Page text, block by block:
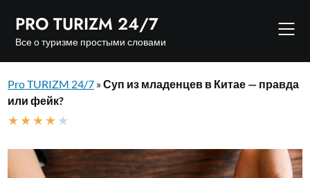
content
PRO TURIZM 24/7
Все о туризме простыми словами
Pro TURIZM 24/7 »Суп из младенцев в Китае — правда
или фейк?
★★★★ ★